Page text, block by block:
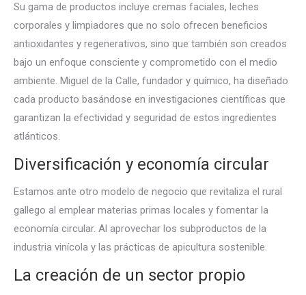
Su gama de productos incluye cremas faciales, leches
corporales y limpiadores que no solo ofrecen beneficios
antioxidantes y regenerativos, sino que también son creados
bajo un enfoque consciente y comprometido con el medio
ambiente. Miguel de la Calle, fundador y químico, ha diseñado
cada producto basándose en investigaciones científicas que
garantizan la efectividad y seguridad de estos ingredientes
atlánticos.
Diversificación y economía circular
Estamos ante otro modelo de negocio que revitaliza el rural
gallego al emplear materias primas locales y fomentar la
economía circular. Al aprovechar los subproductos de la
industria vinícola y las prácticas de apicultura sostenible.
La creación de un sector propio